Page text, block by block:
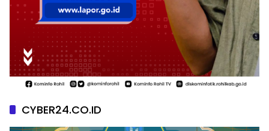
CYBER24.CO.ID